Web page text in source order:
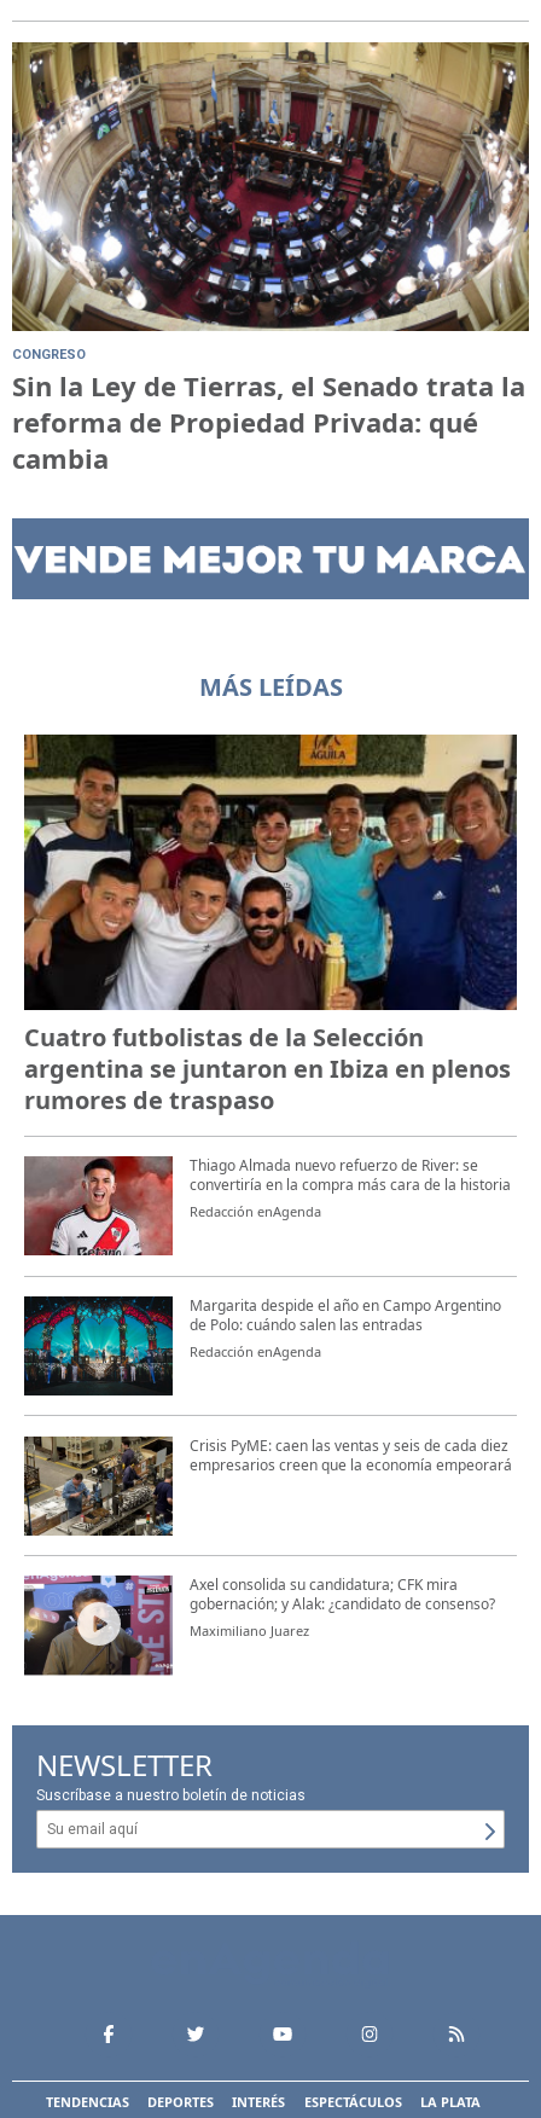
CONGRESO
Sin la Ley de Tierras, el Senado trata la
reforma de Propiedad Privada: qué
cambia
MÁS LEÍDAS
Cuatro futbolistas de la Selección
argentina se juntaron en Ibiza en plenos
rumores de traspaso
Thiago Almada nuevo refuerzo de River: se
convertiría en la compra más cara de la historia
Redacción enAgenda
Margarita despide el año en Campo Argentino
de Polo: cuándo salen las entradas
Redacción enAgenda
Crisis PyME: caen las ventas y seis de cada diez
empresarios creen que la economía empeorará
Axel consolida su candidatura; CFK mira
gobernación; y Alak: ¿candidato de consenso?
Maximiliano Juarez
NEWSLETTER
Suscríbase a nuestro boletín de noticias
TENDENCIAS DEPORTES INTERÉS ESPECTÁCULOS LA PLATA